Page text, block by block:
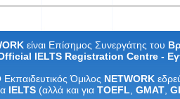
είναι Επίσημος Συνεργάτης του
IELTS Registration Centre -
Εκπαιδευτικός Όμιλος NETWORK
IELTS (αλλά και για TOEFL GMAT